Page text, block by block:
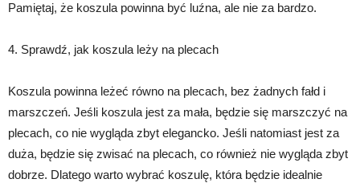
Pamiętaj, że koszula powinna być luźna, ale nie za bardzo.
4. Sprawdź, jak koszula leży na plecach
Koszula powinna leżeć równo na plecach, bez żadnych fałd i
marszczeń. Jeśli koszula jest za mała, będzie się marszczyć na
plecach, co nie wygląda zbyt elegancko. Jeśli natomiast jest za
duża, będzie się zwisać na plecach, co również nie wygląda zbyt
dobrze. Dlatego warto wybrać koszulę, która będzie idealnie